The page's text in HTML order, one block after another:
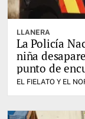
LLANERA
La Policía
niña
punto de
EL FIELATO Y EL